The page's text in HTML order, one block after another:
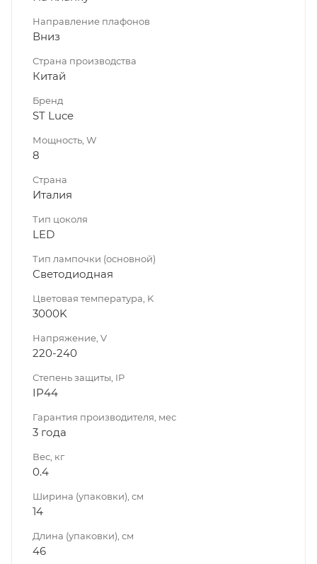
Направление плафонов
Вниз
Страна производства
Китай
Бренд
ST Luce
Мощность, W
8
Страна
Италия
Тип цоколя
LED
Тип лампочки (основной)
Светодиодная
Цветовая температура, K
3000K
Напряжение, V
220-240
Степень защиты, IP
IP44
Гарантия производителя, мес
3 года
Вес, кг
0.4
Ширина (упаковки), см
14
Длина (упаковки), см
46